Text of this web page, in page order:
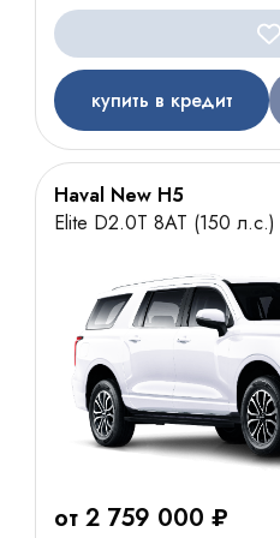
купить в кредит
Haval New H5
Elite D2.0T 8AT (150
от 2 759 000 ₽